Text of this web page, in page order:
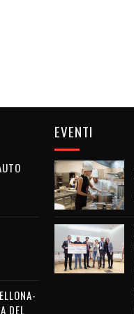
DEL
EVENTI